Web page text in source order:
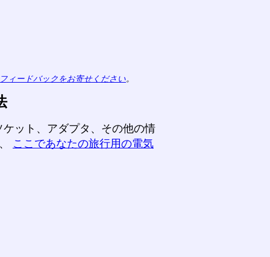
ィードバックをお寄せください。
ット、アダプタ、その他の情
ここであなたの旅行用の電気